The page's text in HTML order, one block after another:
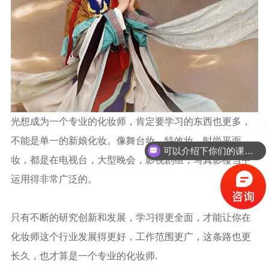
光想成为一个专业的化妆师，肯定要学习的东西也更多，
不能是单一的新娘化妆。像舞台妆，特效妆、时尚平面
妆，都是在电视台，大型晚会，影视剧组，写真影楼当中
运用得非常广泛的。
只有不断的研究创新和发展，学习得更全面，才能让你在
化妆师这个行业发展得更好，工作范围更广，这条路也更
长久，也才算是一个专业的化妆师.
可以介绍下你们的课程么？